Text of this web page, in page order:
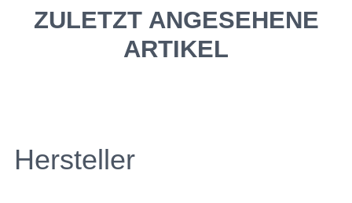
ZULETZT ANGESEHENE
ARTIKEL
Hersteller